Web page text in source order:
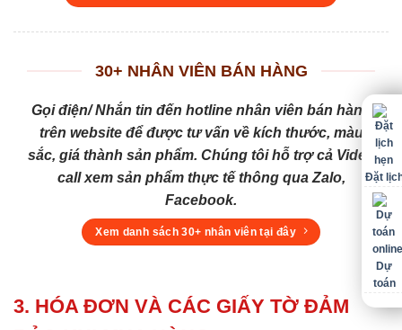
30+ NHÂN VIÊN BÁN HÀNG
Gọi điện/ Nhắn tin đến hotline nhân viên bán hàng
trên website để được tư vấn về kích thước, màu
sắc, giá thành sản phẩm. Chúng tôi hỗ trợ cả Video
call xem sản phẩm thực tế thông qua Zalo,
Facebook.
Xem danh sách 30+ nhân viên tại đây
3. HÓA ĐƠN VÀ CÁC GIẤY TỜ ĐẢM
Đặt
Dự
toán